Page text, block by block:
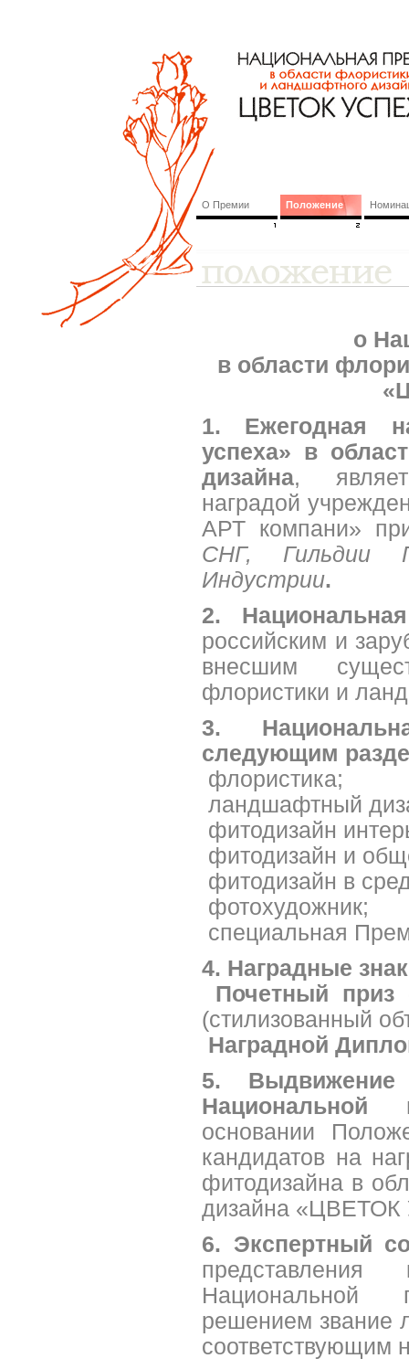
О Премии Положение
о
в области
1. Ежегодная
успеха» в
дизайна,
наградой
АРТ компани»
СНГ, Гильдии
Индустрии.
2.
российским и
внесшим
флористики и
3.
следующим
­ флористика;
ландшафтный
фитодизайн
фитодизайн и
фитодизайн в
­ фотохудожник;
специальная
4. Наградные
Почетный
(стилизованный
Наградной
5. Выдвижение
Национальной
основании
кандидатов на
фитодизайна в
дизайна
6. Экспертный
Национальной
решением звание
соответствующим